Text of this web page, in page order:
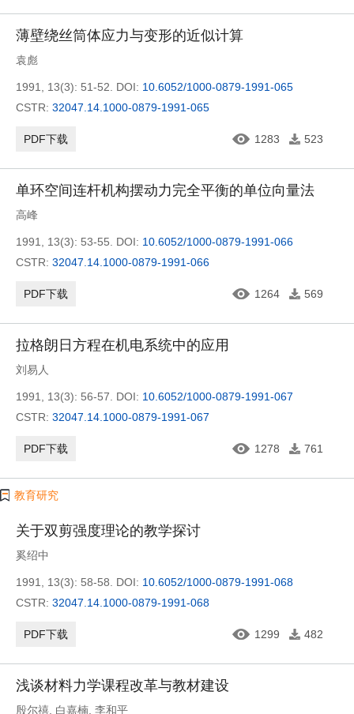
薄壁绕丝筒体应力与变形的近似计算
袁彪
1991, 13(3): 51-52. DOI: 10.6052/1000-0879-1991-065
CSTR: 32047.14.1000-0879-1991-065
PDF下载 1283 523
单环空间连杆机构摆动力完全平衡的单位向量法
高峰
1991, 13(3): 53-55. DOI: 10.6052/1000-0879-1991-066
CSTR: 32047.14.1000-0879-1991-066
PDF下载 1264 569
拉格朗日方程在机电系统中的应用
刘易人
1991, 13(3): 56-57. DOI: 10.6052/1000-0879-1991-067
CSTR: 32047.14.1000-0879-1991-067
PDF下载 1278 761
教育研究
关于双剪强度理论的教学探讨
奚绍中
1991, 13(3): 58-58. DOI: 10.6052/1000-0879-1991-068
CSTR: 32047.14.1000-0879-1991-068
PDF下载 1299 482
浅谈材料力学课程改革与教材建设
殷尔禧 白嘉楠 李和平